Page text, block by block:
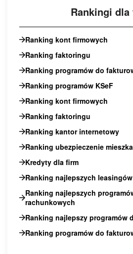
Rankingi dla
Ranking kont firmowych
Ranking faktoringu
Ranking programów do
Ranking programów KSeF
Ranking kont firmowych
Ranking faktoringu
Ranking kantor internetowy
Ranking ubezpieczenie
Kredyty dla firm
Ranking najlepszych leasingów
Ranking najlepszych
rachunkowych
Ranking najlepszy programów
Ranking programów do